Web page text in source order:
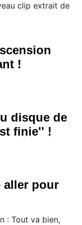
clip extrait de
!
disque de
finie'' !
aller pour
: Tout va bien,